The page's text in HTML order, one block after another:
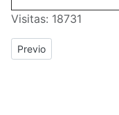
Visitas: 18731
Previous article:
Previo